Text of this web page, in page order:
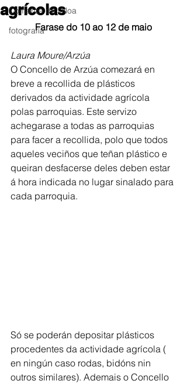
Comarca da Ulloa
fotografía
agrícolas
Farase do 10 ao 12 de maio
Laura Moure/Arzúa
O Concello de Arzúa comezará en
breve a recollida de plásticos
derivados da actividade agrícola
polas parroquias. Este servizo
achegarase a todas as parroquias
para facer a recollida, polo que todos
aqueles veciños que teñan plástico e
queiran desfacerse deles deben estar
á hora indicada no lugar sinalado para
cada parroquia.
Só se poderán depositar plásticos
procedentes da actividade agrícola (
en ningún caso rodas, bidóns nin
outros similares). Ademais o Concello